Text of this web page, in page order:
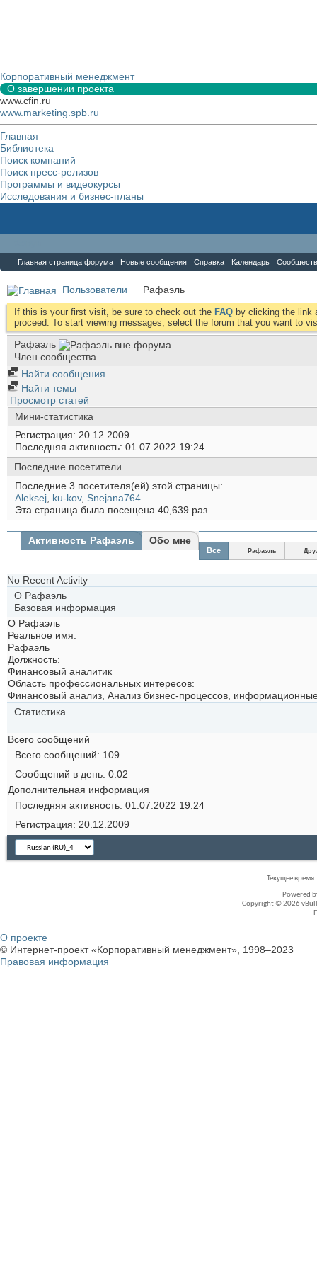
Корпоративный менеджмент
О завершении проекта
www.cfin.ru
www.marketing.spb.ru
Главная
Библиотека
Поиск компаний
Поиск пресс-релизов
Программы и видеокурсы
Исследования и бизнес-планы
Главная страница форума Новые сообщения Справка Календарь
Пользователи Рафаэль
If this is your first visit, be sure to check out the FAQ by clicking the link
proceed. To start viewing messages, select the forum that you want to
Рафаэль
Член сообщества
Найти сообщения
Найти темы
Просмотр статей
Мини-статистика
Регистрация
20.12.2009
Последняя активность 01.07.2022 19:24
Последние посетители
Последние 3 посетителя(ей) этой страницы:
Aleksej ku-kov, Snejana764
Эта страница была посещена 40,639 раз
Активность Рафаэль Обо мне
Все Рафаэль
No Recent Activity
О Рафаэль
Базовая информация
О Рафаэль
Реальное имя:
Рафаэль
Должность:
Финансовый аналитик
Область профессиональных интересов:
Финансовый анализ, Анализ бизнес-процессов,
Статистика
Всего сообщений
Всего сообщений
109
Сообщений в день 0.02
Дополнительная информация
Последняя активность 01.07.2022 19:24
Регистрация
20.12.2009
Текущее время:
Powered
Copyright © 2026
О проекте
© Интернет-проект «Корпоративный менеджмент», 1998–2023
Правовая информация